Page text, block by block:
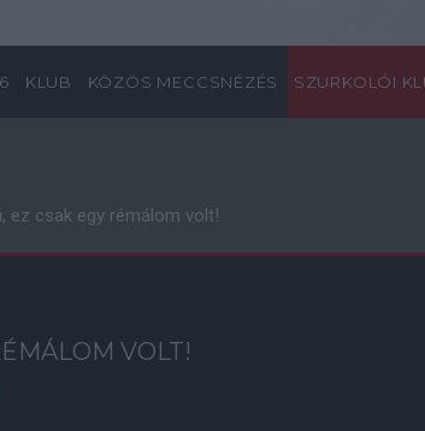
KLUB KÖZÖS MECCSNÉZÉS SZURKOLÓI
ez csak egy rémálom volt!
VOLT!